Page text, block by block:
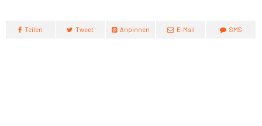
Teilen Tweet Anpinnen E-Mail SMS